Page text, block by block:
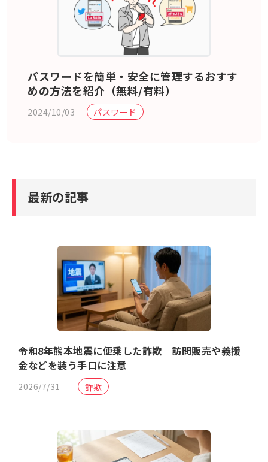
パスワードを簡単・安全に管理するおすす
めの方法を紹介（無料/有料）
2024/10/03 パスワード
最新の記事
令和8年熊本地震に便乗した詐欺｜訪問販売や義援
金などを装う手口に注意
2026/7/31 詐欺